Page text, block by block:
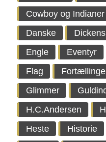
Cowboy og Indianer
Danske
Dickens
Engle
Eventyr
Flag
Glimmer
H.C.Andersen
Heste
Historie